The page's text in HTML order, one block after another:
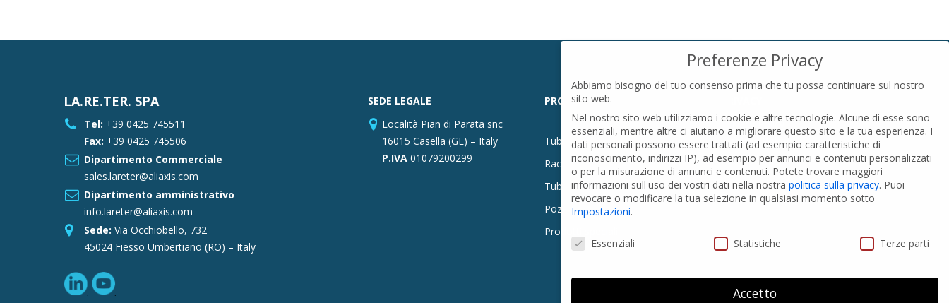
LA.RE.TER. SPA
Tel: +39 0425 745511
Fax: +39 0425 745506
Dipartimento Commerciale
sales.lareter@aliaxis.com
Dipartimento amministrativo
info.lareter@aliaxis.com
Sede: Via Occhiobello, 732
45024 Fiesso Umbertiano (RO) – Italy
SEDE LEGALE
Località Pian di Parata snc
16015 Casella (GE) – Italy
P.IVA01079200299
PRODOTTI
Tubi PVC
Raccordi PVC
Tubi e Raccordi in PVC-A
Pozzi Artesiani
Prodotti speciali
Privacy Policy
Cookies Policy
GDPR Personal data
Modifica impostazione Cookies
Preferenze Privacy
Abbiamo bisogno del tuo consenso prima che tu possa continuare sul nostro
sito web.
Nel nostro sito web utilizziamo i cookie e altre tecnologie. Alcune di esse sono
essenziali, mentre altre ci aiutano a migliorare questo sito e la tua esperienza. I
dati personali possono essere trattati (ad esempio caratteristiche di
riconoscimento, indirizzi IP), ad esempio per annunci e contenuti personalizzati
o per la misurazione di annunci e contenuti. Potete trovare maggiori
informazioni sull'uso dei vostri dati nella nostra politica sulla privacy. Puoi
revocare o modificare la tua selezione in qualsiasi momento sotto
Impostazioni.
Preferenze Privacy
Essenziali Statistiche Terze parti
Accetto